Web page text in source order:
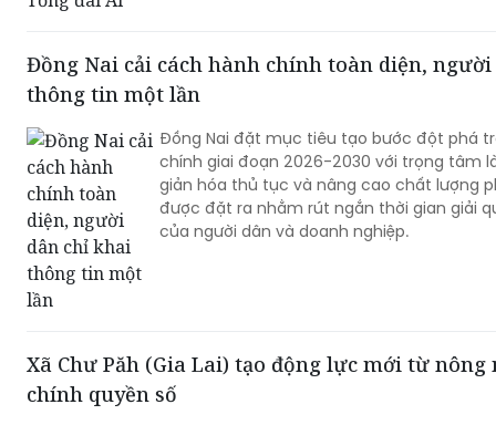
Đồng Nai cải cách hành chính toàn diện,
thông tin một lần
Đồng Nai đặt mục tiêu tạo bước đột phá
chính giai đoạn 2026-2030 với trọng tâm
giản hóa thủ tục và nâng cao chất lượng
được đặt ra nhằm rút ngắn thời gian giải
của người dân và doanh nghiệp.
Xã Chư Păh (Gia Lai) tạo động lực mới từ
chính quyền số